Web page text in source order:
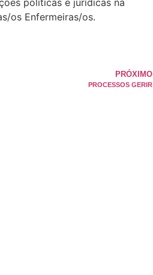
políticas e jurídicas na
os Enfermeiras/os.
PRÓXIMO
PROCESSOS GERIR